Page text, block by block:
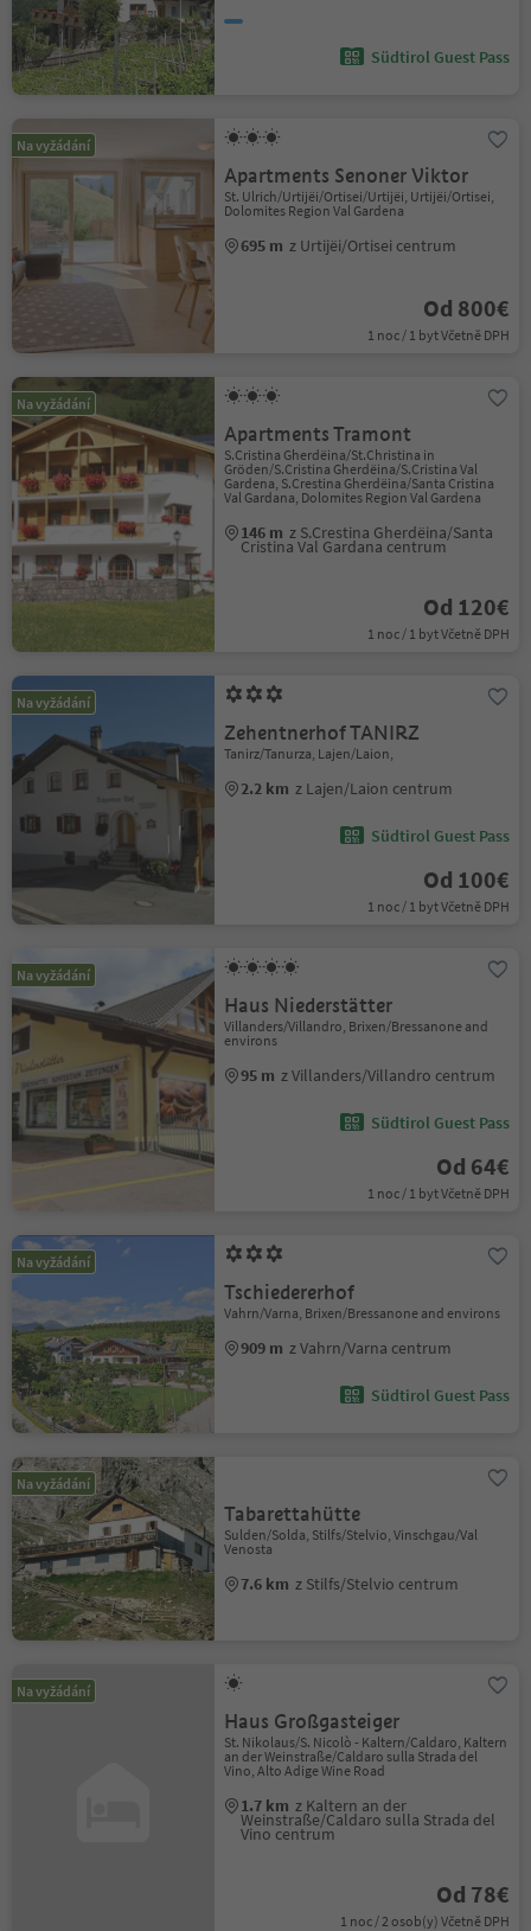
Südtirol Guest Pass
Na vyžádání
Apartments Senoner Viktor
St. Ulrich/Urtijëi/Ortisei/Urtijëi, Urtijëi/Ortisei,
Dolomites Region Val Gardena
695 m z Urtijëi/Ortisei centrum
Od 800€
1 noc / 1 byt Včetně DPH
Na vyžádání
Apartments Tramont
S.Cristina Gherdëina/St.Christina in
Gröden/S.Cristina Gherdëina/S.Cristina Val
Gardena, S.Crestina Gherdëina/Santa Cristina
Val Gardana, Dolomites Region Val Gardena
146 m z S.Crestina Gherdëina/Santa
Cristina Val Gardana centrum
Od 120€
1 noc / 1 byt Včetně DPH
Na vyžádání
Zehentnerhof TANIRZ
Tanirz/Tanurza, Lajen/Laion,
2.2 km z Lajen/Laion centrum
Südtirol Guest Pass
Od 100€
1 noc / 1 byt Včetně DPH
Na vyžádání
Haus Niederstätter
Villanders/Villandro, Brixen/Bressanone and
environs
95 m z Villanders/Villandro centrum
Südtirol Guest Pass
Od 64€
1 noc / 1 byt Včetně DPH
Na vyžádání
Tschiedererhof
Vahrn/Varna, Brixen/Bressanone and environs
909 m z Vahrn/Varna centrum
Südtirol Guest Pass
Na vyžádání
Tabarettahütte
Sulden/Solda, Stilfs/Stelvio, Vinschgau/Val
Venosta
7.6 km z Stilfs/Stelvio centrum
Na vyžádání
Haus Großgasteiger
St. Nikolaus/S. Nicolò - Kaltern/Caldaro, Kaltern
an der Weinstraße/Caldaro sulla Strada del
Vino, Alto Adige Wine Road
1.7 km z Kaltern an der
Weinstraße/Caldaro sulla Strada del
Vino centrum
Od 78€
1 noc / 2 osob(y) Včetně DPH